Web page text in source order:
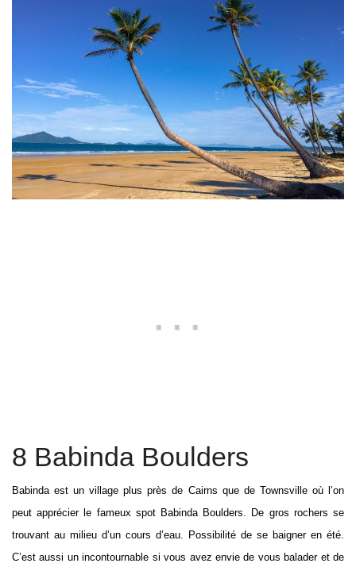
8 Babinda Boulders
Babinda est un village plus près de Cairns que de Townsville où l’on
peut apprécier le fameux spot Babinda Boulders. De gros rochers se
trouvant au milieu d’un cours d’eau. Possibilité de se baigner en été.
C’est aussi un incontournable si vous avez envie de vous balader et de